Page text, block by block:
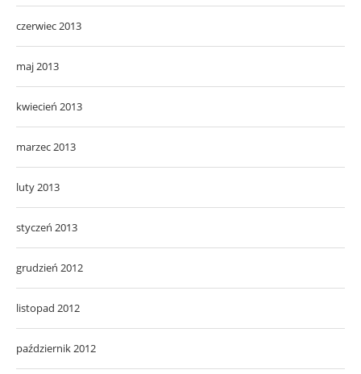
czerwiec 2013
maj 2013
kwiecień 2013
marzec 2013
luty 2013
styczeń 2013
grudzień 2012
listopad 2012
październik 2012